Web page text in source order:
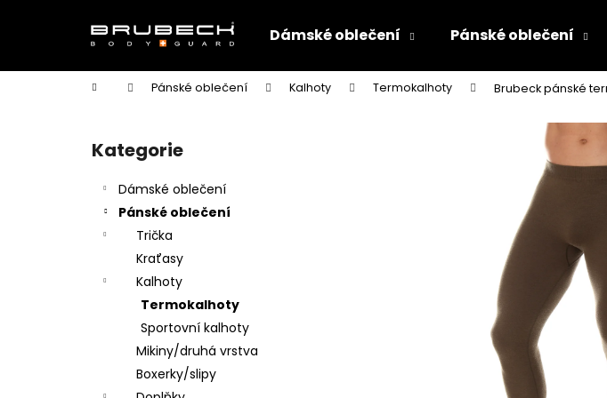
Dámské oblečení Pánské oblečení
Domů Pánské oblečení Kalhoty Termokalhoty Brubeck pánské
Přeskočit
kategorie
Kategorie
Dámské oblečení
Pánské oblečení
Trička
Kraťasy
Kalhoty
Termokalhoty
Sportovní kalhoty
Mikiny/druhá vrstva
Boxerky/slipy
í
Zpět
do
Zpět
do
Co potřebujete
Doporučujeme